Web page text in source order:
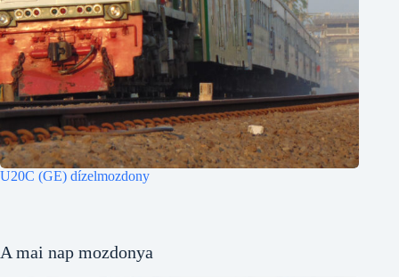
U20C (GE) dízelmozdony
A mai nap mozdonya